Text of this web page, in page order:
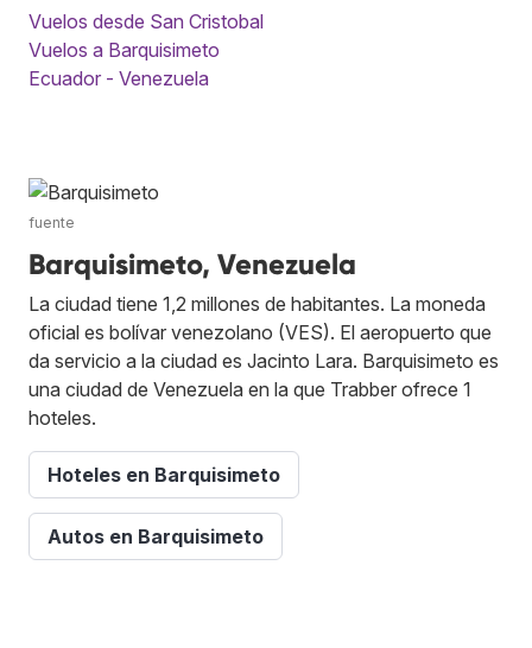
Vuelos desde San Cristobal
Vuelos a Barquisimeto
Ecuador - Venezuela
fuente
Barquisimeto, Venezuela
La ciudad tiene 1,2 millones de habitantes. La moneda
oficial es bolívar venezolano (VES). El aeropuerto que
da servicio a la ciudad es Jacinto Lara. Barquisimeto es
una ciudad de Venezuela en la que Trabber ofrece 1
hoteles.
Hoteles en Barquisimeto
Autos en Barquisimeto